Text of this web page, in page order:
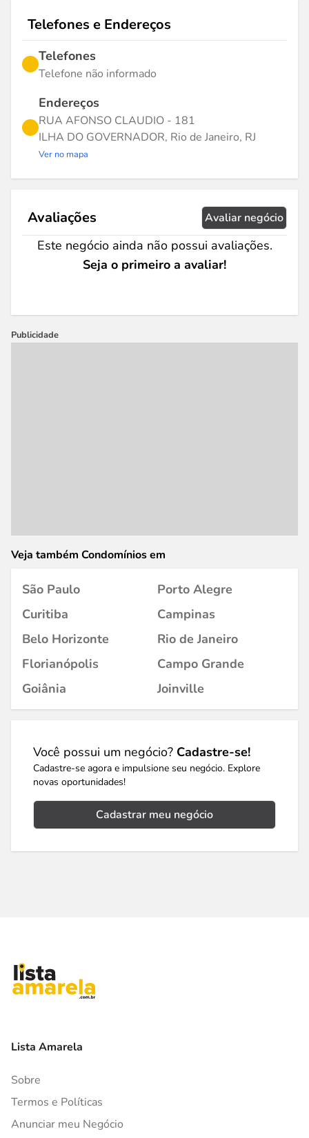
Telefones e Endereços
Telefones
Telefone não informado
Endereços
RUA AFONSO CLAUDIO - 181
ILHA DO GOVERNADOR, Rio de Janeiro, RJ
Ver no mapa
Avaliações Avaliar negócio
Este negócio ainda não possui avaliações.
Seja o primeiro a avaliar!
Publicidade
Veja também Condomínios em
São Paulo
Porto Alegre
Curitiba
Campinas
Belo Horizonte
Rio de Janeiro
Florianópolis
Campo Grande
Goiânia
Joinville
Você possui um negócio? Cadastre-se!
Cadastre-se agora e impulsione seu negócio. Explore
novas oportunidades!
Cadastrar meu negócio
Lista Amarela
Sobre
Termos e Políticas
Anunciar meu Negócio